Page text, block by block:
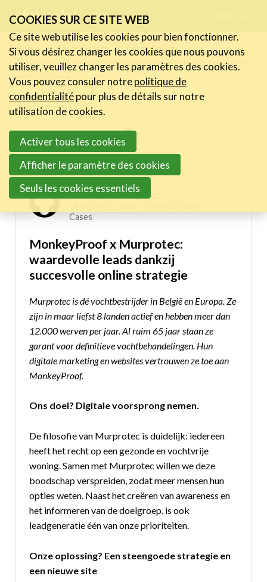
links
Jump
to
navigation
Jump
main
content
FR NL
Home Cases Gallery
Cases Gallery
MonkeyProof x Murprotec: waardevolle leads dankzij succesvolle
online strategie
Inspiring projects menu
Digital Champs Cases
MonkeyProof Agency
Cases
MonkeyProof x Murprotec:
waardevolle leads dankzij
succesvolle online strategie
Murprotec is dé vochtbestrijder in België en Europa. Ze
zijn in maar liefst 8 landen actief en hebben meer dan
12.000 werven per jaar. Al ruim 65 jaar staan ze
garant voor definitieve vochtbehandelingen. Hun
digitale marketing en websites vertrouwen ze toe aan
MonkeyProof.
Ons doel? Digitale voorsprong nemen.
De filosofie van Murprotec is duidelijk: iedereen
heeft het recht op een gezonde en vochtvrije
woning. Samen met Murprotec willen we deze
boodschap verspreiden, zodat meer mensen hun
opties weten. Naast het creëren van awareness en
het informeren van de doelgroep, is ook
leadgeneratie één van onze prioriteiten.
Onze oplossing? Een steengoede strategie en
een nieuwe site
Actualités
Activités
Cases Gallery
Le Toolbox
Annuaire prestataires
A propos
COOKIES SUR CE SITE WEB
Ce site web utilise les cookies pour bien fonctionner.
Si vous désirez changer les cookies que nous pouvons
utiliser, veuillez changer les paramètres des cookies.
Vous pouvez consuler notrepolitique de
confidentialitépour plus de détails sur notre
utilisation de cookies.
Activer tous les cookies
Afficher le paramètre des cookies
Seuls les cookies essentiels